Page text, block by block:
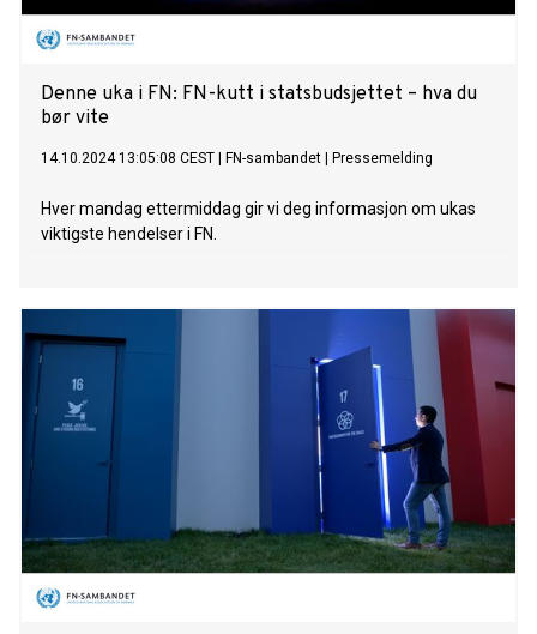
Denne uka i FN: FN-kutt i statsbudsjettet – hva du
bør vite
14.10.2024 13:05:08 CEST FN-sambandet Pressemelding
Hver mandag ettermiddag gir vi deg informasjon om ukas
viktigste hendelser i FN.